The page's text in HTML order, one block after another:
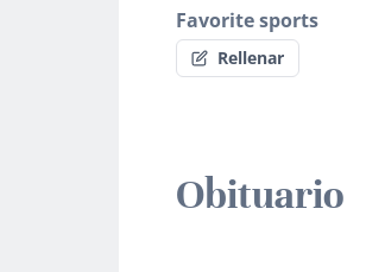
Favorite sports
Rellenar
Obituario